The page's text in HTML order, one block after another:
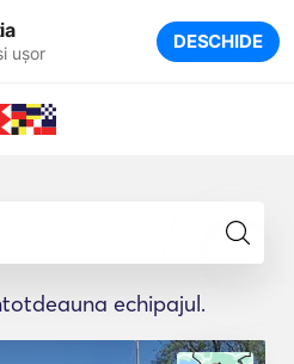
ușor DESCHIDE
echipajul.